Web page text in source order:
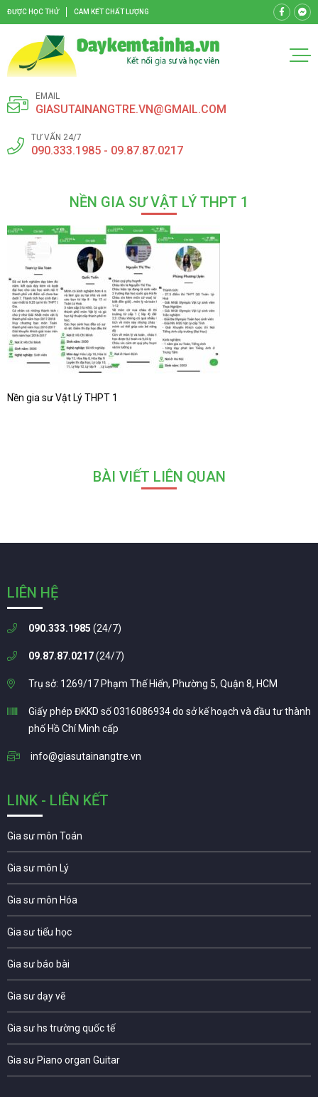
ĐƯỢC HỌC THỬ CAM KẾT CHẤT LƯỢNG
EMAIL
GIASUTAINANGTRE.VN@GMAIL.COM
TƯ VẤN 24/7
090.333.1985 - 09.87.87.0217
NỀN GIA SƯ VẬT LÝ THPT 1
Nền gia sư Vật Lý THPT 1
BÀI VIẾT LIÊN QUAN
LIÊN HỆ
090.333.1985 (24/7)
09.87.87.0217(24/7)
Trụ sở: 1269/17 Phạm Thế Hiển, Phường 5, Quận 8, HCM
Giấy phép ĐKKD số 0316086934 do sở kế hoạch và đầu tư thành
phố Hồ Chí Minh cấp
info@giasutainangtre.vn
LINK - LIÊN KẾT
Gia sư môn Toán
Gia sư môn Lý
Gia sư môn Hóa
Gia sư tiểu học
Gia sư báo bài
Gia sư dạy vẽ
Gia sư hs trường quốc tế
Gia sư Piano organ Guitar